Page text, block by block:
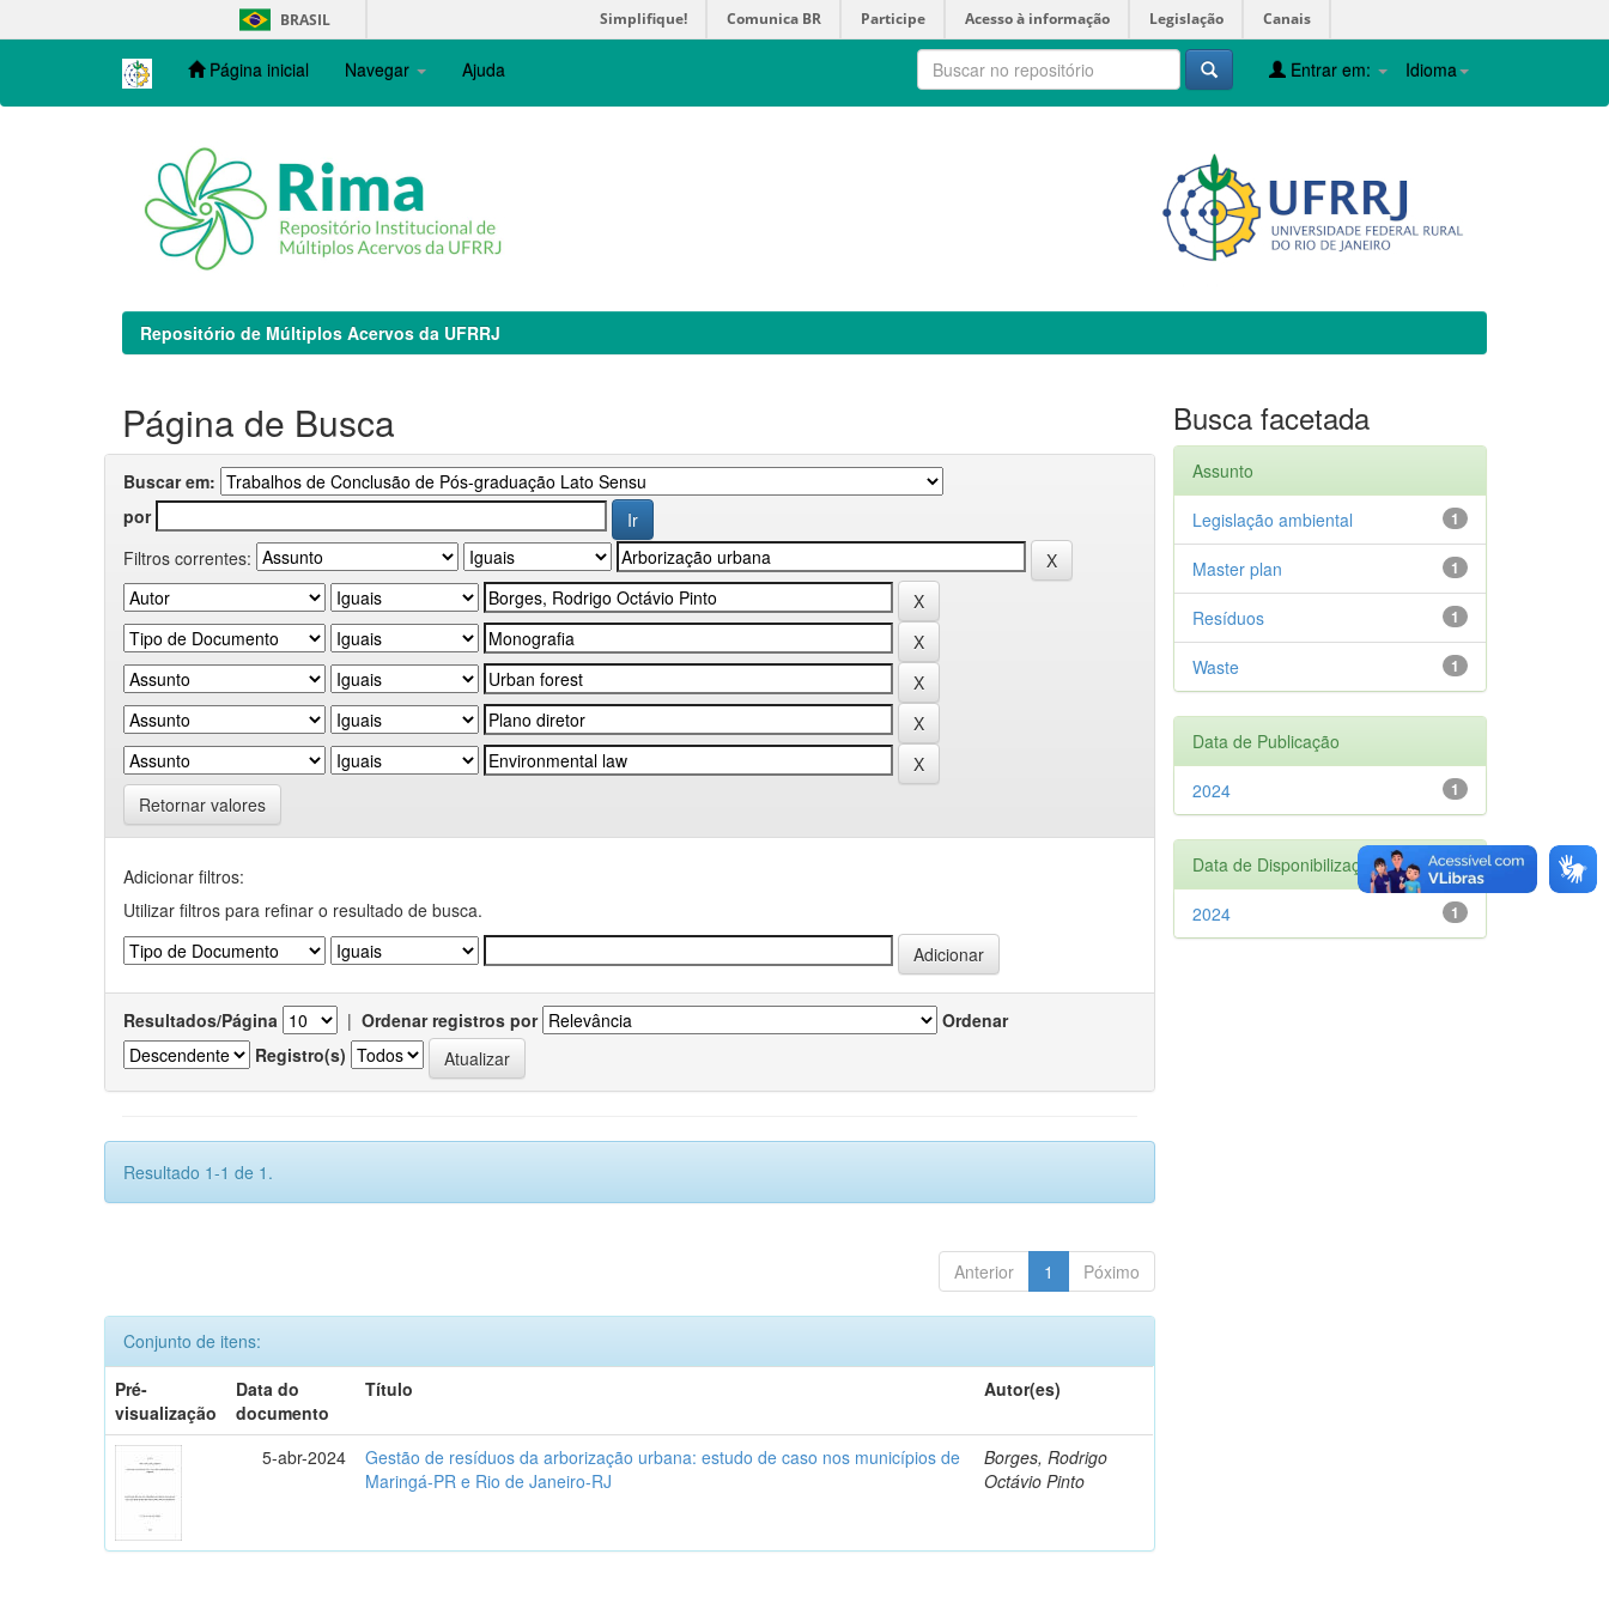
navigation
BRASIL Simplifique! Comunica BR Participe Acesso à informação Legislação Canais
Página inicial Navegar Ajuda Idioma
Entrar em:
Repositório de Múltiplos Acervos da UFRRJ
Página de Busca
Buscar em:
por
Filtros correntes:
Retornar valores
Adicionar filtros:
Utilizar filtros para refinar o resultado de busca.
Resultados/Página | Ordenar registros por
Ordenar
Registro(s)
Resultado 1-1 de 1.
Anterior 1 Póximo
Conjunto de itens:
Pré-
visualização
Data do
documento
Título Autor(es)
5-abr-2024
Gestão de resíduos da arborização urbana: estudo de caso nos municípios de
Maringá-PR e Rio de Janeiro-RJ
Borges, Rodrigo
Octávio Pinto
Busca facetada
Assunto
1
Legislação ambiental
1
Master plan
1
Resíduos
1
Waste
Data de Publicação
1
2024
Data de Disponibilização
1
2024